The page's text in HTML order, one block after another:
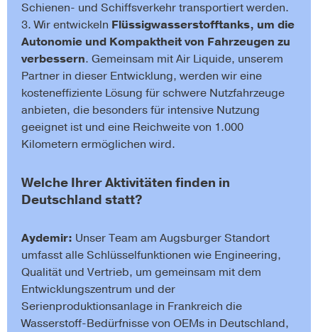
Schienen- und Schiffsverkehr transportiert werden.
3. Wir entwickeln Flüssigwasserstofftanks, um die
Autonomie und Kompaktheit von Fahrzeugen zu
verbessern. Gemeinsam mit Air Liquide, unserem
Partner in dieser Entwicklung, werden wir eine
kosteneffiziente Lösung für schwere Nutzfahrzeuge
anbieten, die besonders für intensive Nutzung
geeignet ist und eine Reichweite von 1.000
Kilometern ermöglichen wird.
Welche Ihrer Aktivitäten finden in
Deutschland statt?
Aydemir: Unser Team am Augsburger Standort
umfasst alle Schlüsselfunktionen wie Engineering,
Qualität und Vertrieb, um gemeinsam mit dem
Entwicklungszentrum und der
Serienproduktionsanlage in Frankreich die
Wasserstoff-Bedürfnisse von OEMs in Deutschland,